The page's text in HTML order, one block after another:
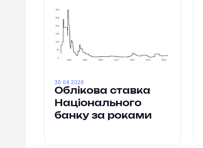
Облікова ставка
Національного
банку за роками
30.04.2026